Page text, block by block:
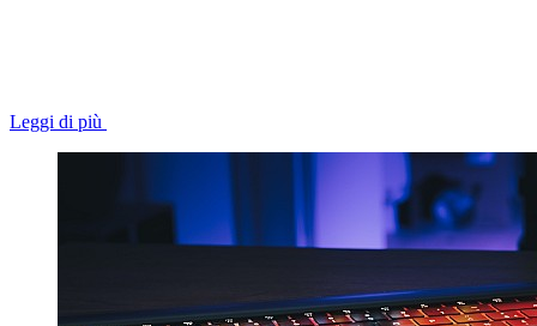
Leggi di più